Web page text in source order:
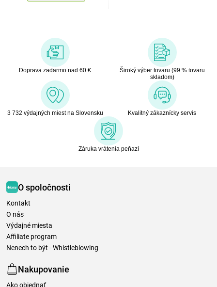
Doprava zadarmo nad 60 €
Široký výber tovaru (99 % tovaru
skladom)
3 732 výdajných miest na Slovensku Kvalitný zákaznícky servis
Záruka vrátenia peňazí
O spoločnosti
Kontakt
O nás
Výdajné miesta
Affiliate program
Nenech to být - Whistleblowing
Nakupovanie
Ako objednať